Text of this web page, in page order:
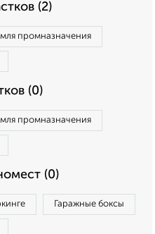
(2)
промназначения
(0)
промназначения
(0)
Гаражные боксы